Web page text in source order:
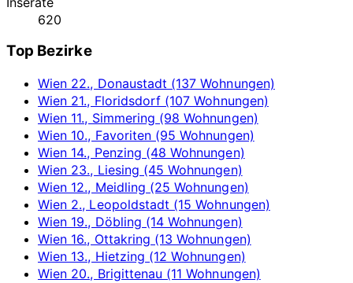
620
Top Bezirke
Wien 22., Donaustadt (137 Wohnungen)
Wien 21., Floridsdorf (107 Wohnungen)
Wien 11., Simmering (98 Wohnungen)
Wien 10., Favoriten (95 Wohnungen)
Wien 14., Penzing (48 Wohnungen)
Wien 23., Liesing (45 Wohnungen)
Wien 12., Meidling (25 Wohnungen)
Wien 2., Leopoldstadt (15 Wohnungen)
Wien 19., Döbling (14 Wohnungen)
Wien 16., Ottakring (13 Wohnungen)
Wien 13., Hietzing (12 Wohnungen)
Wien 20., Brigittenau (11 Wohnungen)